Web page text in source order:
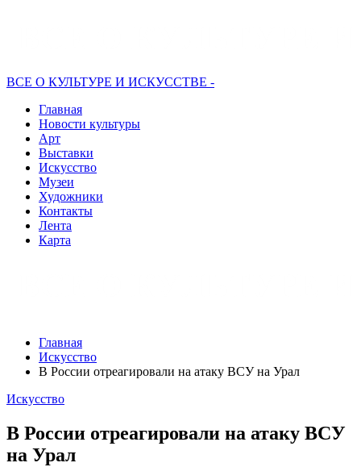
ВСЕ О КУЛЬТУРЕ И ИСКУССТВЕ -
Главная
Новости культуры
Арт
Выставки
Искусство
Музеи
Художники
Контакты
Лента
Карта
Главная
Искусство
В России отреагировали на атаку ВСУ на Урал
Искусство
В России отреагировали на атаку ВСУ
на Урал